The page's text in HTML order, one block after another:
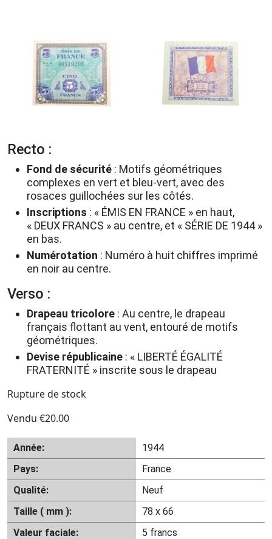
Recto :
Fond de sécurité : Motifs géométriques
complexes en vert et bleu-vert, avec des
rosaces guillochées sur les côtés.
Inscriptions : « ÉMIS EN FRANCE » en haut,
« DEUX FRANCS » au centre, et « SÉRIE DE 1944 »
en bas.
Numérotation : Numéro à huit chiffres imprimé
en noir au centre.
Verso :
Drapeau tricolore : Au centre, le drapeau
français flottant au vent, entouré de motifs
géométriques.
Devise républicaine : « LIBERTÉ ÉGALITÉ
FRATERNITÉ » inscrite sous le drapeau
Rupture de stock
Vendu €20.00
Année:
1944
Pays:
France
Qualité:
Neuf
Taille ( mm ):
78 x 66
Valeur faciale:
5 francs